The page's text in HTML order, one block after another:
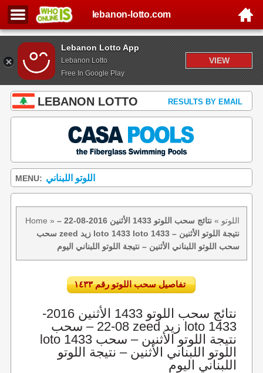
Lebanon Lotto App
Lebanon Lotto
Free In Google Play
VIEW
lebanon-lotto.com
LEBANON LOTTO RESULTS BY EMAIL
MENU: اللوتو اللبناني
Home » اللوتو »
نتائج سحب اللوتو 1433 الأثنين 2016-08-22 –
سحب zeed زيد loto 1433 loto 1433 نتيجة اللوتو الأثنين –
سحب اللوتو اللبناني الأثنين – نتيجة اللوتو اللبناني اليوم
تفاصيل سحب اللوتو رقم ١٤٣٣
نتائج سحب اللوتو 1433 الأثنين 2016-
08-22 – سحب zeed زيد loto 1433
loto 1433 نتيجة اللوتو الأثنين – سحب
اللوتو اللبناني الأثنين – نتيجة اللوتو
اللبناني اليوم